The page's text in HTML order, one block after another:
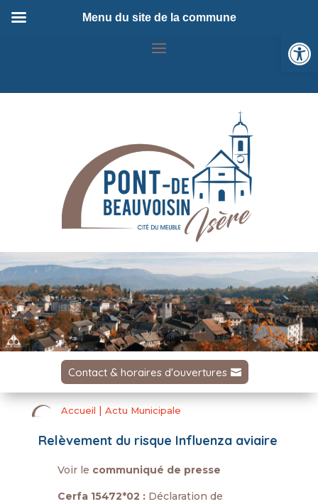
Contact & horaires d'ouvertures
Accueil | Actu Municipale
Relèvement du risque Influenza aviaire
Voir le communiqué de presse
Cerfa 15472*02 : Déclaration de
Menu du site de la commune